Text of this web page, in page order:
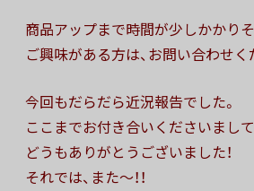
商品アップまで時間が少しかかりそ
ご興味がある方は、お問い合わせく
今回もだらだら近況報告でした。
ここまでお付き合いくださいまして
どうもありがとうございました！
それでは、また〜！！